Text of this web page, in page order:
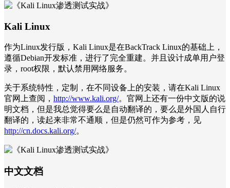
Kali Linux
作为Linux发行版，Kali Linux是在BackTrack Linux的基础上，
遵循Debian开发标准，进行了完全重建。并且设计成单用户登
录，root权限，默认禁用网络服务。
关于系统特性，定制，在不同设备上的安装，请在Kali Linux
官网上查阅， http://www.kali.org/。官网上还有一份中文版的说
明文档，但是我总觉得要么是自动翻译的，要么是外国人自行
翻译的，读起来非常不通顺，但是仍然可作为参考，见
http://cn.docs.kali.org/。
中文文档